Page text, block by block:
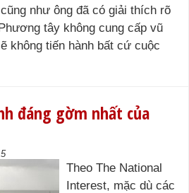
như ông đã có giải thích rõ
tây không cung cấp vũ
không tiến hành bất cứ cuộc
đáng gờm nhất của
Theo The National
Interest, mặc dù các